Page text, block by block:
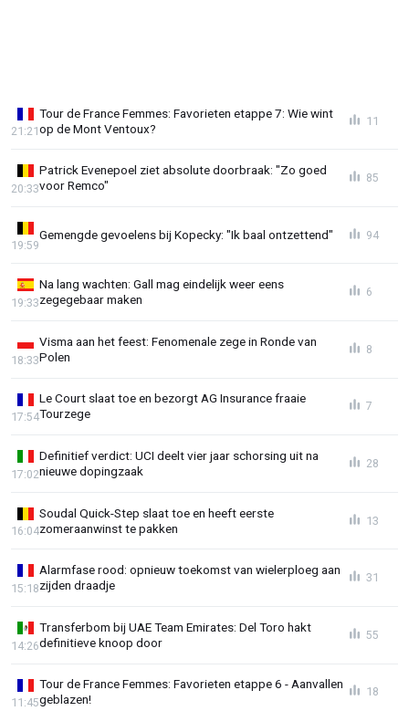
Tour de France Femmes: Favorieten etappe 7: Wie wint
op de Mont Ventoux?
21:21
11
Patrick Evenepoel ziet absolute doorbraak: "Zo goed
voor Remco"
20:33
85
Gemengde gevoelens bij Kopecky: "Ik baal ontzettend"
19:59
94
Na lang wachten: Gall mag eindelijk weer eens
zegegebaar maken
19:33
6
Visma aan het feest: Fenomenale zege in Ronde van
Polen
18:33
8
Le Court slaat toe en bezorgt AG Insurance fraaie
Tourzege
17:54
7
Definitief verdict: UCI deelt vier jaar schorsing uit na
nieuwe dopingzaak
17:02
28
Soudal Quick-Step slaat toe en heeft eerste
zomeraanwinst te pakken
16:04
13
Alarmfase rood: opnieuw toekomst van wielerploeg aan
zijden draadje
15:18
31
Transferbom bij UAE Team Emirates: Del Toro hakt
definitieve knoop door
14:26
55
Tour de France Femmes: Favorieten etappe 6 - Aanvallen
geblazen!
11:45
18